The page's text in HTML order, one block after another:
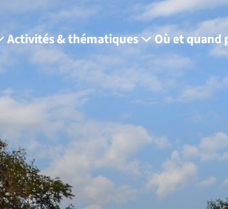
Activités & thématiques Où et quand